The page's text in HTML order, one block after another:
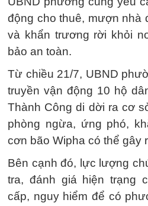
động cho thuê, mượn nhà
và khẩn trương rời khỏi
bảo an toàn.
Từ chiều 21/7, UBND
truyền vận động 10 hộ
Thành Công di dời ra cơ
phòng ngừa, ứng phó,
cơn bão Wipha có thể gây
Bên cạnh đó, lực lượng
tra, đánh giá hiện trạng
cấp, nguy hiểm để có